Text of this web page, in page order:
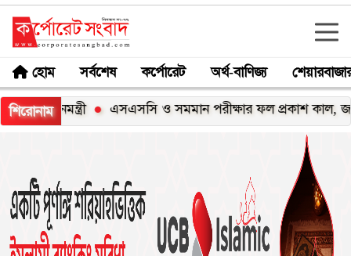
হোম সর্বশেষ কর্পোরেট অর্থ-বাণিজ্য
শিরোনাম এসএসসি ও সমমান পরীক্ষার ফল প্রকাশ কাল, জানবেন